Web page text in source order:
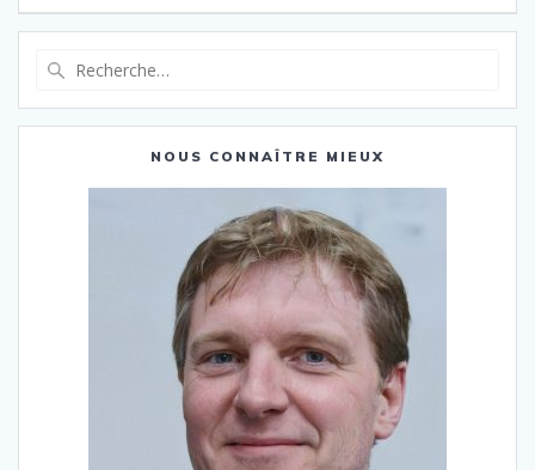
:
NOUS CONNAÎTRE MIEUX